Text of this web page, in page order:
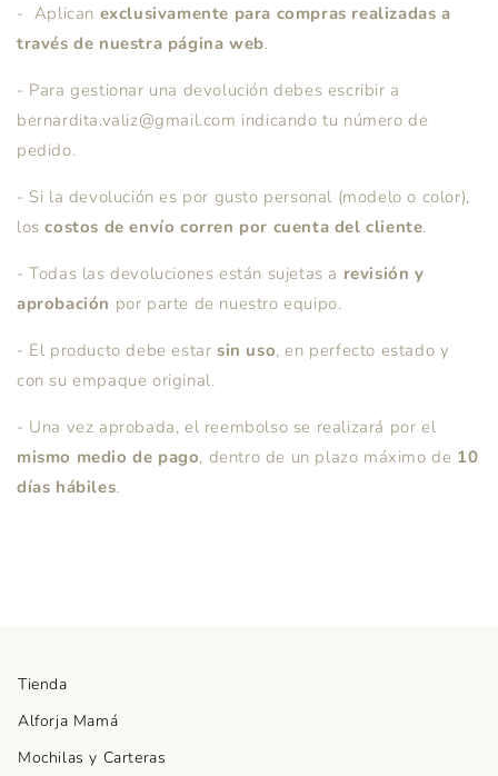
- Aplican exclusivamente para compras realizadas a
través de nuestra página web.
- Para gestionar una devolución debes escribir a
bernardita.valiz@gmail.com indicando tu número de
pedido.
- Si la devolución es por gusto personal (modelo o color),
loscostos de envío corren por cuenta del cliente.
- Todas las devoluciones están sujetas a revisión y
aprobación por parte de nuestro equipo.
- El producto debe estar sin uso, en perfecto estado y
con su empaque original.
- Una vez aprobada, el reembolso se realizará por el
mismo medio de pago, dentro de un plazo máximo de 10
días hábiles.
Tienda
Alforja Mamá
Mochilas y Carteras
Log in to your account to add products to your